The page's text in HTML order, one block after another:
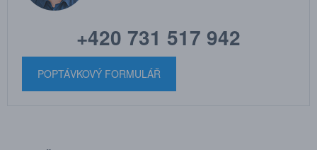
+420 731 517 942
POPTÁVKOVÝ FORMULÁŘ